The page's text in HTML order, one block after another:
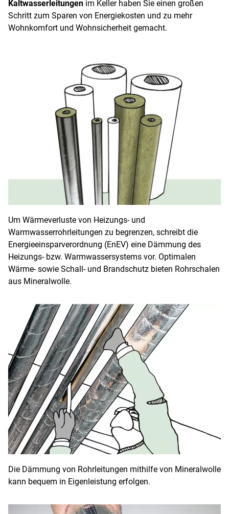
Kaltwasserleitungen im Keller haben Sie einen großen
Schritt zum Sparen von Energiekosten und zu mehr
Wohnkomfort und Wohnsicherheit gemacht.
Um Wärmeverluste von Heizungs- und
Warmwasserrohrleitungen zu begrenzen, schreibt die
Energieeinsparverordnung (EnEV) eine Dämmung des
Heizungs- bzw. Warmwassersystems vor. Optimalen
Wärme- sowie Schall- und Brandschutz bieten Rohrschalen
aus Mineralwolle.
Die Dämmung von Rohrleitungen mithilfe von Mineralwolle
kann bequem in Eigenleistung erfolgen.